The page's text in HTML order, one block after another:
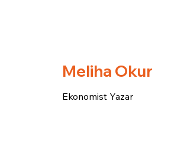
Meliha Okur
Ekonomist Yazar